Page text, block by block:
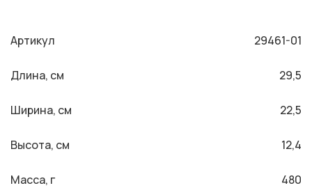
Артикул 29461-01
Длина, см 29,5
Ширина, см 22,5
Высота, см 12,4
Масса, г
480